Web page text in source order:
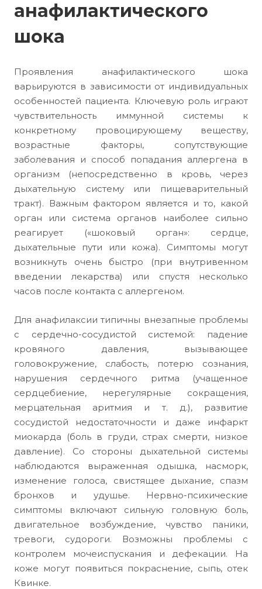
анафилактического
шока
Проявления анафилактического шока
варьируются в зависимости от индивидуальных
особенностей пациента. Ключевую роль играют
чувствительность иммунной системы к
конкретному провоцирующему веществу,
возрастные факторы, сопутствующие
заболевания и способ попадания аллергена в
организм (непосредственно в кровь, через
дыхательную систему или пищеварительный
тракт). Важным фактором является и то, какой
орган или система органов наиболее сильно
реагирует («шоковый орган»: сердце,
дыхательные пути или кожа). Симптомы могут
возникнуть очень быстро (при внутривенном
введении лекарства) или спустя несколько
часов после контакта с аллергеном.
Для анафилаксии типичны внезапные проблемы
с сердечно-сосудистой системой: падение
кровяного давления, вызывающее
головокружение, слабость, потерю сознания,
нарушения сердечного ритма (учащенное
сердцебиение, нерегулярные сокращения,
мерцательная аритмия и т. д.), развитие
сосудистой недостаточности и даже инфаркт
миокарда (боль в груди, страх смерти, низкое
давление). Со стороны дыхательной системы
наблюдаются выраженная одышка, насморк,
изменение голоса, свистящее дыхание, спазм
бронхов и удушье. Нервно-психические
симптомы включают сильную головную боль,
двигательное возбуждение, чувство паники,
тревоги, судороги. Возможны проблемы с
контролем мочеиспускания и дефекации. На
коже могут появиться покраснение, сыпь, отек
Квинке.